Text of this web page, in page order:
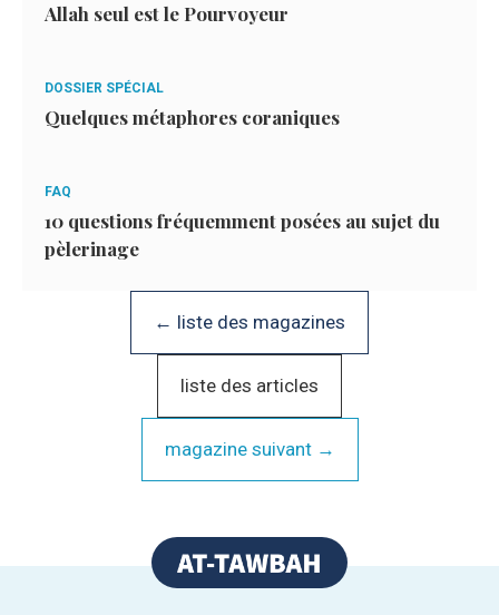
Allah seul est le Pourvoyeur
DOSSIER SPÉCIAL
Quelques métaphores coraniques
FAQ
10 questions fréquemment posées au sujet du
pèlerinage
← liste des magazines
liste des articles
magazine suivant →